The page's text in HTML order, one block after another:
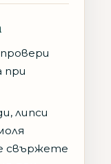
при
липси
свържете